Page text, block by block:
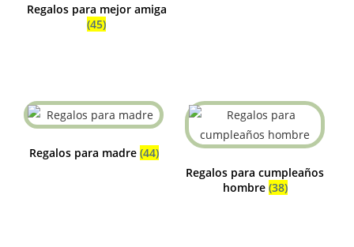
Regalos para mejor amiga
(45)
Regalos para madre (44)
Regalos para cumpleaños
hombre (38)